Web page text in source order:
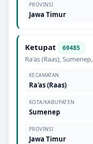
PROVINSI
Jawa Timur
Ketupat 69485
Ra'as (Raas),Sumenep,
KECAMATAN
Ra'as (Raas)
KOTA/KABUPATEN
Sumenep
PROVINSI
Jawa Timur